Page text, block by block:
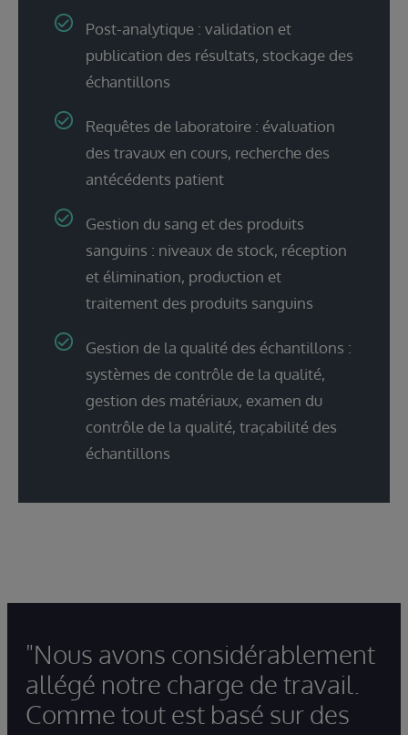
Post-analytique : validation et
publication des résultats, stockage des
échantillons
Requêtes de laboratoire : évaluation
des travaux en cours, recherche des
antécédents patient
Gestion du sang et des produits
sanguins : niveaux de stock, réception
et élimination, production et
traitement des produits sanguins
Gestion de la qualité des échantillons :
systèmes de contrôle de la qualité,
gestion des matériaux, examen du
contrôle de la qualité, traçabilité des
échantillons
"Nous avons considérablement
allégé notre charge de travail.
Comme tout est basé sur des